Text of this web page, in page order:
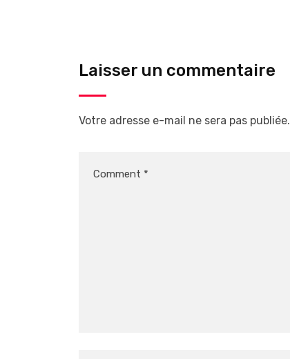
Laisser un commentaire
Votre adresse e-mail ne sera pas publiée.